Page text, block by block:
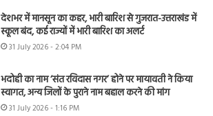
देशभर में मानसून का कहर, भारी बारिश से गुजरात-उत्तराखंड में
स्कूल बंद, कई राज्यों में भारी बारिश का अलर्ट
31 July 2026 - 2:04 PM
भदोही का नाम ‘संत रविदास नगर’ होने पर मायावती ने किया
स्वागत, अन्य जिलों के पुराने नाम बहाल करने की मांग
31 July 2026 - 1:16 PM